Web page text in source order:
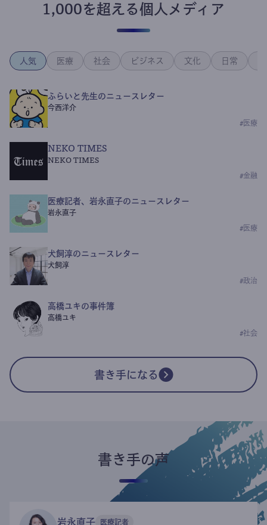
1,000を超える個人メディア
人気 医療 社会 ビジネス 文化 日常
ふらいと先生のニュースレター
今西洋介
# 医療
NEKO TIMES
NEKO TIMES
#金融
医療記者、岩永直子のニュースレター
岩永直子
# 医療
犬飼淳のニュースレター
犬飼淳
#政治
高橋ユキの事件簿
高橋ユキ
#社会
書き手になる
書き手の声
岩永直子 医療記者